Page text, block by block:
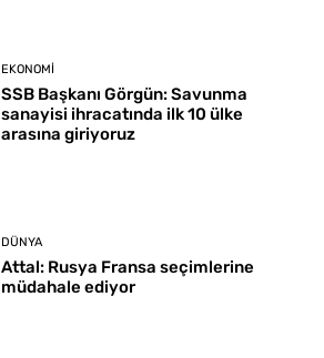
EKONOMI
SSB Başkanı Görgün: Savunma
sanayisi ihracatında ilk 10 ülke
arasına giriyoruz
DÜNYA
Attal: Rusya Fransa seçimlerine
müdahale ediyor